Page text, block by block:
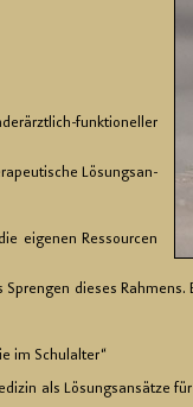
funk­tio­nel­ler
Lö­sungs­an­
ei­ge­nen Res­sour­cen
die­ses Rah­mens.
im Schul­al­ter“
als Lö­sungs­an­sät­ze